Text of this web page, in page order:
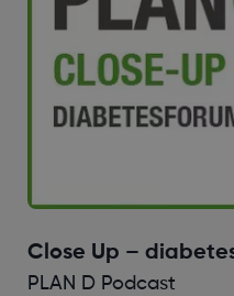
Close Up –
PLAN D Podcast